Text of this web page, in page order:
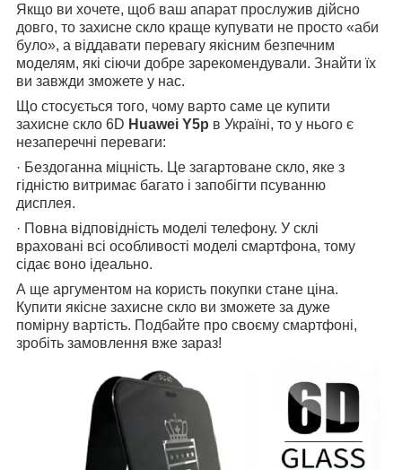
Якщо ви хочете, щоб ваш апарат прослужив дійсно
довго, то захисне скло краще купувати не просто «аби
було», а віддавати перевагу якісним безпечним
моделям, які сіючи добре зарекомендували. Знайти їх
ви завжди зможете у нас.
Що стосується того, чому варто саме це купити
захисне скло 6D Huawei Y5p в Україні, то у нього є
незаперечні переваги:
· Бездоганна міцність. Це загартоване скло, яке з
гідністю витримає багато і запобігти псуванню
дисплея.
· Повна відповідність моделі телефону. У склі
враховані всі особливості моделі смартфона, тому
сідає воно ідеально.
А ще аргументом на користь покупки стане ціна.
Купити якісне захисне скло ви зможете за дуже
помірну вартість. Подбайте про своєму смартфоні,
зробіть замовлення вже зараз!